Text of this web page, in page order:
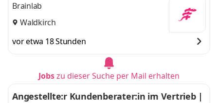
Brainlab
Waldkirch
vor etwa 18 Stunden
Jobszu dieser Suche per Mail erhalten
Angestellte:r Kundenberater:in im Vertrieb |